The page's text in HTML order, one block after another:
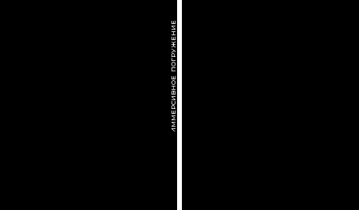
ИММЕРСИВНОЕ ПОГРУЖЕНИЕ